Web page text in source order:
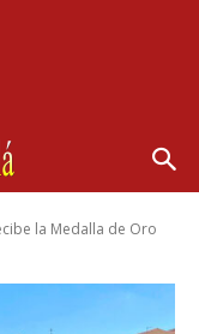
la Medalla de Oro